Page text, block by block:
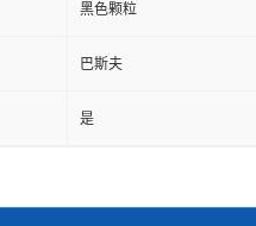
黑色颗粒
巴斯夫
是